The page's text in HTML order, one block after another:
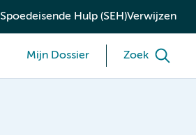
Spoedeisende Hulp (SEH)Verwijzen
Mijn Dossier Zoek